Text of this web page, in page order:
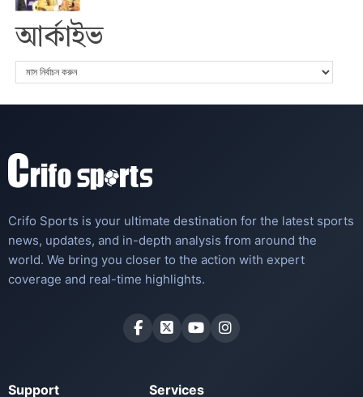
আর্কাইভ
Crifo Sports is your ultimate destination for the latest sports
news, updates, and in-depth analysis from around the
world. We bring you closer to the action with expert
coverage and real-time highlights.
Support Services